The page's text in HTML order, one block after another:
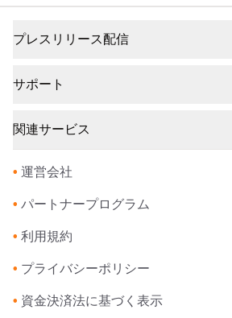
プレスリリース配信
サポート
関連サービス
• 運営会社
• パートナープログラム
• 利用規約
• プライバシーポリシー
• 資金決済法に基づく表示